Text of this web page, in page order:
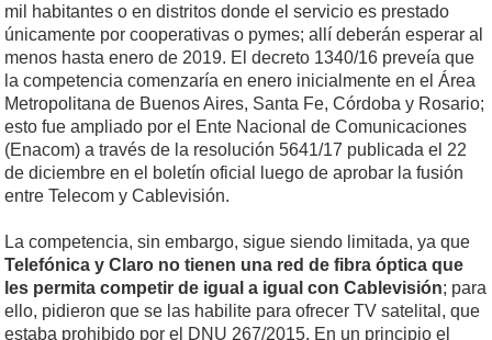
mil habitantes o en distritos donde el servicio es prestado
únicamente por cooperativas o pymes; allí deberán esperar al
menos hasta enero de 2019. El decreto 1340/16 preveía que
la competencia comenzaría en enero inicialmente en el Área
Metropolitana de Buenos Aires, Santa Fe, Córdoba y Rosario;
esto fue ampliado por el Ente Nacional de Comunicaciones
(Enacom) a través de la resolución 5641/17 publicada el 22
de diciembre en el boletín oficial luego de aprobar la fusión
entre Telecom y Cablevisión.
La competencia, sin embargo, sigue siendo limitada, ya que
Telefónica y Claro no tienen una red de fibra óptica que
les permita competir de igual a igual con Cablevisión; para
ello, pidieron que se las habilite para ofrecer TV satelital, que
estaba prohibido por el DNU 267/2015. En un principio el